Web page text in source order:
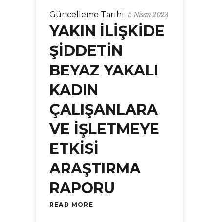
Güncelleme Tarihi: 5 Nisan 2023
YAKIN İLİŞKİDE
ŞİDDETİN
BEYAZ YAKALI
KADIN
ÇALIŞANLARA
VE İŞLETMEYE
ETKİSİ
ARAŞTIRMA
RAPORU
READ MORE